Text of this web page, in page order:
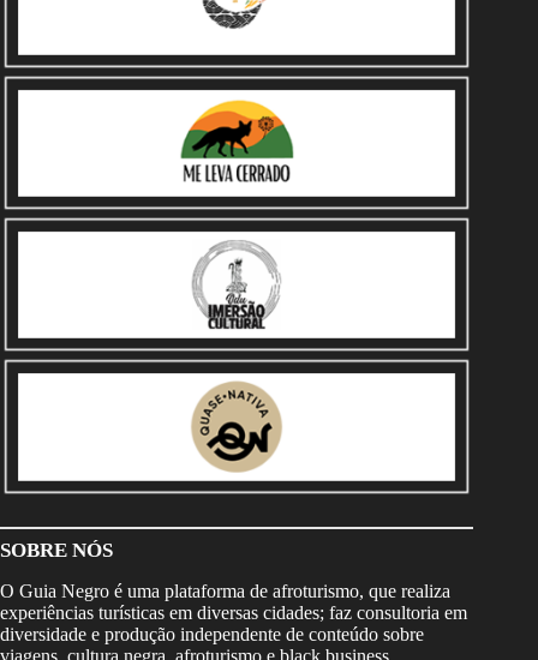
SOBRE NÓS
O Guia Negro é uma plataforma de afroturismo, que realiza
experiências turísticas em diversas cidades; faz consultoria em
diversidade e produção independente de conteúdo sobre
viagens, cultura negra, afroturismo e black business